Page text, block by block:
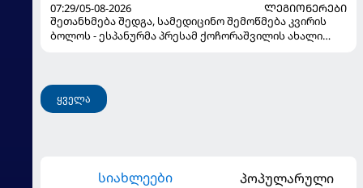
07:29/05-08-2026
ᲚᲔᲒᲘᲝᲜᲔᲠᲔᲑᲘ
შეთანხმება შედგა, სამედიცინო შემოწმება კვირის
ბოლოს - ესპანურმა პრესამ ქოჩორაშვილის ახალი
ყველა
სიახლეები პოპულარული